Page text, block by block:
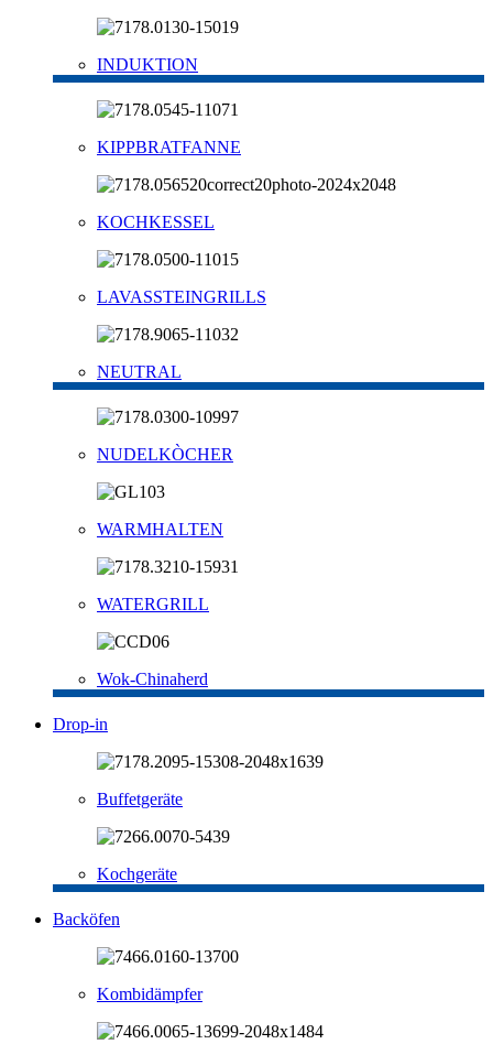
INDUKTION
KIPPBRATFANNE
KOCHKESSEL
LAVASSTEINGRILLS
NEUTRAL
NUDELKÒCHER
WARMHALTEN
WATERGRILL
Wok-Chinaherd
Drop-in
Buffetgeräte
Kochgeräte
Backöfen
Kombidämpfer